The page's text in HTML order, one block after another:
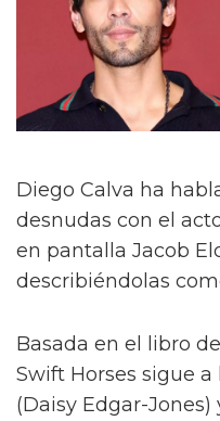
Diego Calva ha
desnudas con el
en pantalla Jacob
describiéndolas
Basada en el libro
Swift Horses sigue
(Daisy Edgar-Jones)